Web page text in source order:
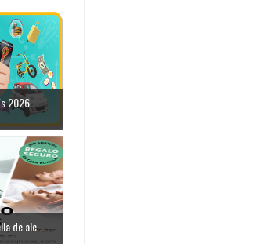
2026
de alc...